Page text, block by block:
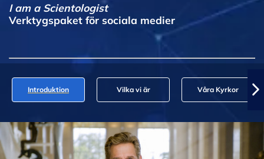
I am a Scientologist
Verktygspaket för sociala medier
Introduktion Vilka vi är Våra Kyrkor